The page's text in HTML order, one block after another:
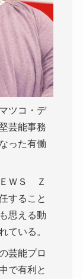
ツコ・デ
芸能事務
った有働
ＥＷＳ Ｚ
すること
思える動
ている。
芸能プロ
で有利と